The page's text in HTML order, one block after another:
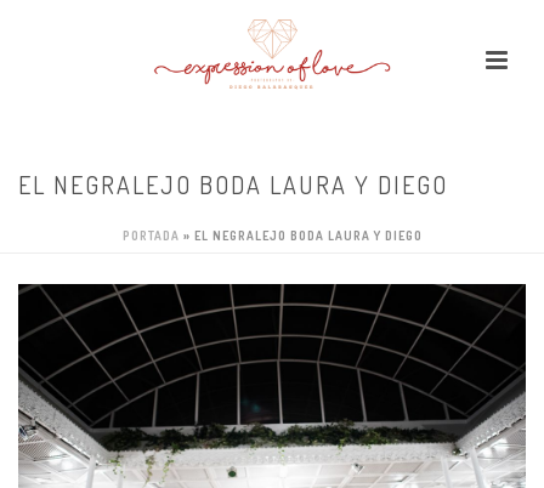
EL NEGRALEJO BODA LAURA Y DIEGO
PORTADA » EL NEGRALEJO BODA LAURA Y DIEGO